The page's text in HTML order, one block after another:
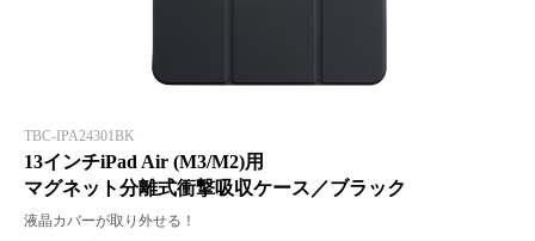
TBC-IPA24301BK
13インチiPad Air (M3/M2)用
マグネット分離式衝撃吸収ケース／ブラック
液晶カバーが取り外せる！